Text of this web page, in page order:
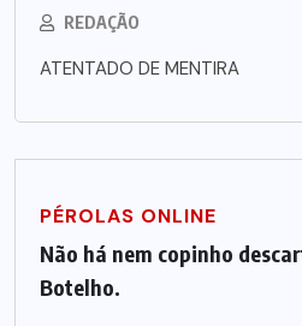
REDAÇÃO
ATENTADO DE MENTIRA
PÉROLAS ONLINE
Não há nem copinho
Botelho.